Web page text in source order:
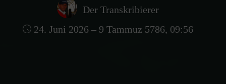
Der Transkribierer
24. Juni 2026 – 9 Tammuz 5786, 09:56